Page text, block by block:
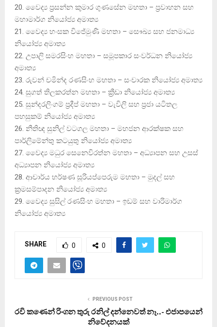
20. වෛද්‍ය ප්‍රසන්න කුමාර ගුණසේන මහතා – ප්‍රවාහන සහ
මහාමාර්ග නියෝජ්‍ය අමාත්‍ය
21. වෛද්‍ය හංසක විජේමුණි මහතා – සෞඛ්‍ය සහ ජනමාධ්‍ය
නියෝජ්‍ය අමාත්‍ය
22. උපාලි සමරසිංහ මහතා – සමූපකාර සංවර්ධන නියෝජ්‍ය
අමාත්‍ය
23. රුවන් චමින්ද රණසිංහ මහතා – සංචාරක නියෝජ්‍ය අමාත්‍ය
24. සුගත් තිලකරත්න මහතා – ක්‍රීඩා නියෝජ්‍ය අමාත්‍ය
25. සුන්දරලිංගම් ප්‍රදීප් මහතා – වැවිලි සහ ප්‍රජා යටිතල
පහසුකම් නියෝජ්‍ය අමාත්‍ය
26. නීතිඥ සුනිල් වටගල මහතා – මහජන ආරක්ෂක සහ
පාර්ලිමේන්තු කටයුතු නියෝජ්‍ය අමාත්‍ය
27. වෛද්‍ය මධුර සෙනෙවිරත්න මහතා – අධ්‍යාපන සහ උසස්
අධ්‍යාපන නියෝජ්‍ය අමාත්‍ය
28. ආචාර්ය හර්ෂණ සූරියප්පෙරුම මහතා – මුදල් සහ
ක්‍රමසම්පාදන නියෝජ්‍ය අමාත්‍ය
29. වෛද්‍ය සුසිල් රණසිංහ මහතා – ඉඩම් සහ වාරිමාර්ග
නියෝජ්‍ය අමාත්‍ය
SHARE 0 0
PREVIOUS POST
රවි කණෙන් රිංගන තුරු රනිල් දන්නෙවත් නෑ..- එජාපයෙන්
නිවේදනයක්